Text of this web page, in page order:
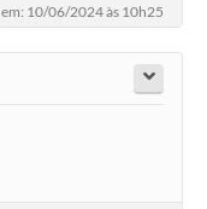
10/06/2024 às 10h25